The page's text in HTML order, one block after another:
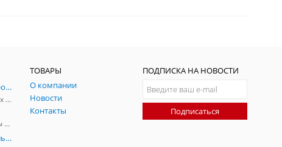
Оборудование для тестирования и симуляции ГНСС
Генераторы имитационных и заградительных помех
Интегрированные системы защиты от ГНСС-помех
РЧ-компоненты коаксиальные
ТОВАРЫ
О компании
Новости
Контакты
ПОДПИСКА НА НОВОСТИ
Подписаться